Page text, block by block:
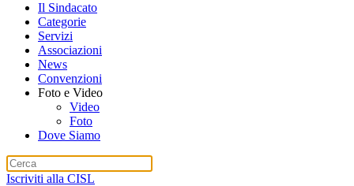
Il Sindacato
Categorie
Servizi
Associazioni
News
Convenzioni
Foto e Video
Video
Foto
Dove Siamo
Iscriviti alla CISL